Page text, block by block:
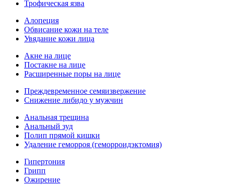
Трофическая язва
Алопеция
Обвисание кожи на теле
Увядание кожи лица
Акне на лице
Постакне на лице
Расширенные поры на лице
Преждевременное семяизвержение
Снижение либидо у мужчин
Анальная трещина
Анальный зуд
Полип прямой кишки
Удаление геморроя (геморроидэктомия)
Гипертония
Грипп
Ожирение